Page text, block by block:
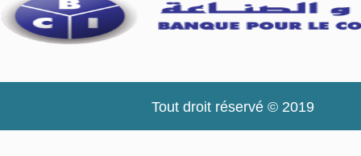
Tout droit réservé © 2019